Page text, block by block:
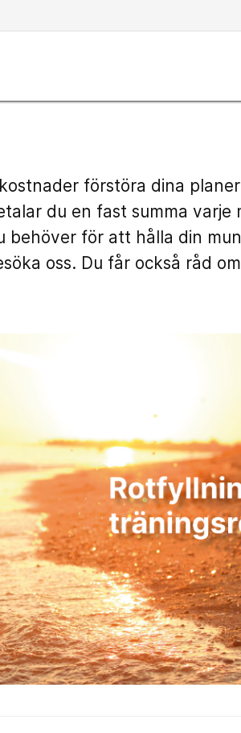
förstöra dina
du en fast summa varje
behöver för att hålla din
oss. Du får också råd